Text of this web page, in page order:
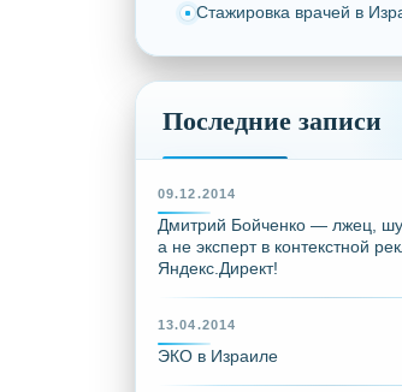
Стажировка врачей в
Последние записи
09.12.2014
Дмитрий Бойченко — лжец,
а не эксперт в контекстной
Яндекс.Директ!
13.04.2014
ЭКО в Израиле